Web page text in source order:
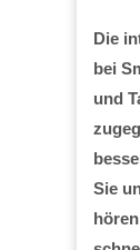
Die
bei
und
Sie